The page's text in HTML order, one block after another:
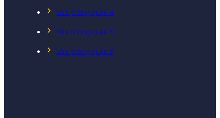
Văn phòng quận 4
Văn phòng quận 5
Văn phòng quận 6